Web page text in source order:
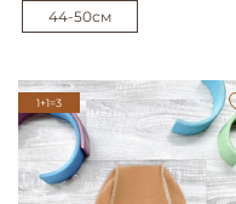
44-50см
1+1=3